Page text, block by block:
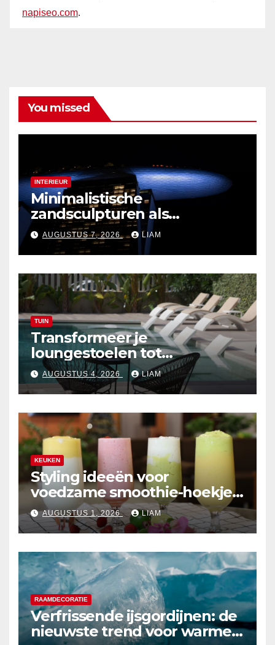
napiseo.com.
You missed
INTERIEUR
Minimalistische
zandsculpturen als
interieurdecoratie
AUGUSTUS 7, 2026 LIAM
TUIN
Transformeer je
loungestoelen tot
zonvriendelijke zitplekken
AUGUSTUS 4, 2026 LIAM
KEUKEN
Styling ideeën voor
voedzame smoothie-hoekjes
in de keuken
AUGUSTUS 1, 2026 LIAM
RAAMDECORATIE
Verfrissende ijsgordijnen: de
nieuwste trend voor warme